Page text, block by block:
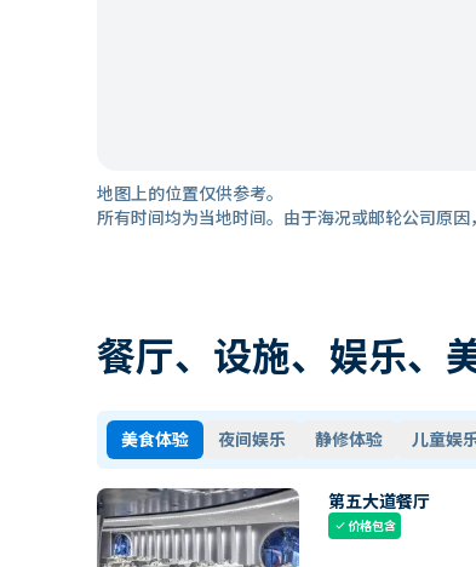
地图上的位置仅供参考。
所有时间均为当地时间。由于海况或邮轮公司原因
餐厅、设施、娱乐、
美食体验 夜间娱乐 静修体验 儿童娱
第五大道餐厅
check价格包含